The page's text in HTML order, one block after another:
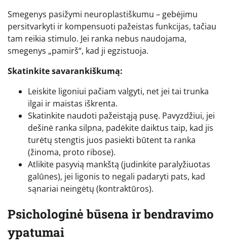
Smegenys pasižymi neuroplastiškumu – gebėjimu
persitvarkyti ir kompensuoti pažeistas funkcijas, tačiau
tam reikia stimulo. Jei ranka nebus naudojama,
smegenys „pamirš“, kad ji egzistuoja.
Skatinkite savarankiškumą:
Leiskite ligoniui pačiam valgyti, net jei tai trunka
ilgai ir maistas iškrenta.
Skatinkite naudoti pažeistąją pusę. Pavyzdžiui, jei
dešinė ranka silpna, padėkite daiktus taip, kad jis
turėtų stengtis juos pasiekti būtent ta ranka
(žinoma, proto ribose).
Atlikite pasyvią mankštą (judinkite paralyžiuotas
galūnes), jei ligonis to negali padaryti pats, kad
sąnariai neingėtų (kontraktūros).
Psichologinė būsena ir bendravimo
ypatumai